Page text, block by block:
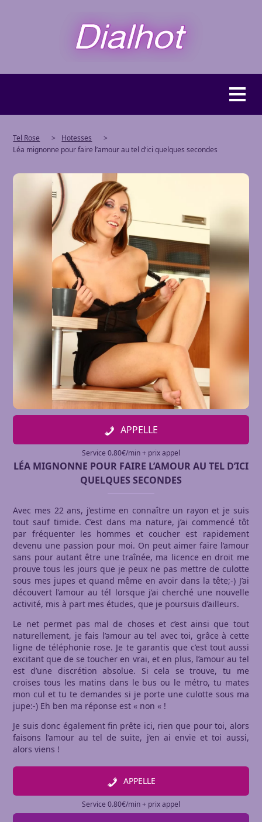
Tel Rose > Hotesses
>
Léa mignonne pour faire l’amour au tel d’ici quelques secondes
APPELLE
Service 0.80€/min + prix appel
LÉA MIGNONNE POUR FAIRE L’AMOUR AU TEL D’ICI
QUELQUES SECONDES
Avec mes 22 ans, j’estime en connaître un rayon et je suis
tout sauf timide. C’est dans ma nature, j’ai commencé tôt
par fréquenter les hommes et coucher est rapidement
devenu une passion pour moi. On peut aimer faire l’amour
sans pour autant être une traînée, ma licence en droit me
prouve tous les jours que je peux ne pas mettre de culotte
sous mes jupes et quand même en avoir dans la tête;-) J’ai
découvert l’amour au tél lorsque j’ai cherché une nouvelle
activité, mis à part mes études, que je poursuis d’ailleurs.
Le net permet pas mal de choses et c’est ainsi que tout
naturellement, je fais l’amour au tel avec toi, grâce à cette
ligne de téléphonie rose. Je te garantis que c’est tout aussi
excitant que de se toucher en vrai, et en plus, l’amour au tel
est d’une discrétion absolue. Si cela se trouve, tu me
croises tous les matins dans le bus ou le métro, tu mates
mon cul et tu te demandes si je porte une culotte sous ma
jupe:-) Eh ben ma réponse est « non « !
Je suis donc également fin prête ici, rien que pour toi, alors
faisons l’amour au tel de suite, j’en ai envie et toi aussi,
alors viens !
APPELLE
Service 0.80€/min + prix appel